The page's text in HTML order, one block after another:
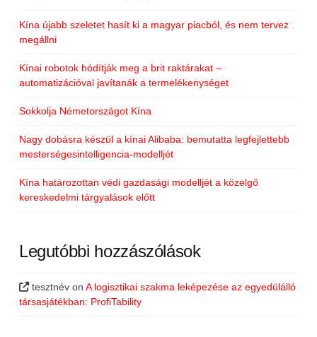
Kína újabb szeletet hasít ki a magyar piacból, és nem tervez
megállni
Kínai robotok hódítják meg a brit raktárakat –
automatizációval javítanák a termelékenységet
Sokkolja Németországot Kína
Nagy dobásra készül a kínai Alibaba: bemutatta legfejlettebb
mesterségesintelligencia-modelljét
Kína határozottan védi gazdasági modelljét a közelgő
kereskedelmi tárgyalások előtt
Legutóbbi hozzászólások
tesztnév onA logisztikai szakma leképezése az egyedülálló
társasjátékban: ProfiTability